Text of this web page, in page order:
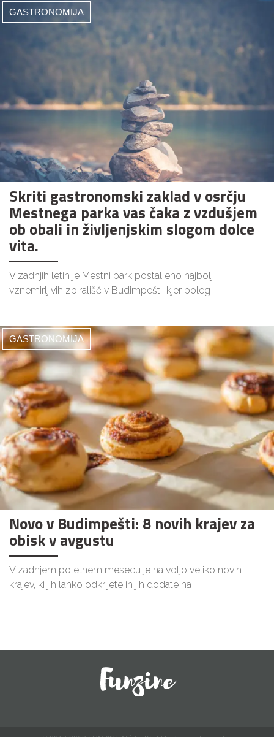
GASTRONOMIJA
Skriti gastronomski zaklad v osrčju
Mestnega parka vas čaka z vzdušjem
ob obali in življenjskim slogom dolce
vita.
V zadnjih letih je Mestni park postal eno najbolj
vznemirljivih zbirališč v Budimpešti, kjer poleg
GASTRONOMIJA
Novo v Budimpešti: 8 novih krajev za
obisk v avgustu
V zadnjem poletnem mesecu je na voljo veliko novih
krajev, ki jih lahko odkrijete in jih dodate na